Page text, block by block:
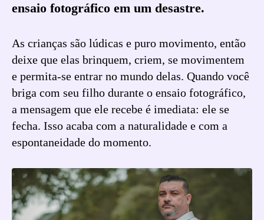
ensaio fotográfico em um desastre.
As crianças são lúdicas e puro movimento, então
deixe que elas brinquem, criem, se movimentem
e permita-se entrar no mundo delas. Quando você
briga com seu filho durante o ensaio fotográfico,
a mensagem que ele recebe é imediata: ele se
fecha. Isso acaba com a naturalidade e com a
espontaneidade do momento.